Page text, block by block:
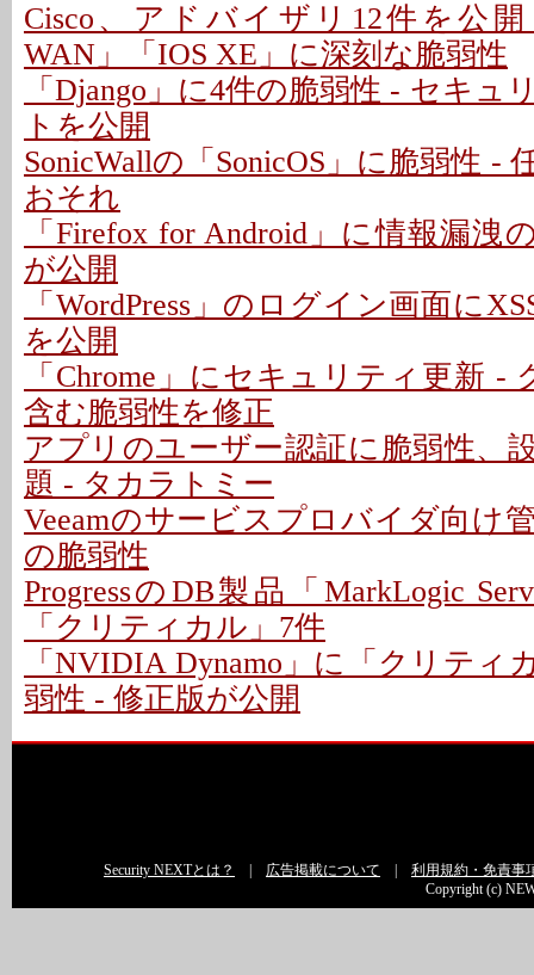
Cisco、アドバイザリ12件を公開
WAN」「IOS XE」に深刻な脆弱性
「Django」に4件の脆弱性 - セキュ
トを公開
SonicWallの「SonicOS」に脆弱性 -
おそれ
「Firefox for Android」に情報漏洩
が公開
「WordPress」のログイン画面に
を公開
「Chrome」にセキュリティ更新 -
含む脆弱性を修正
アプリのユーザー認証に脆弱性、
題 - タカラトミー
Veeamのサービスプロバイダ向け
の脆弱性
ProgressのDB製品「MarkLogic
「クリティカル」7件
「NVIDIA Dynamo」に「クリティ
弱性 - 修正版が公開
Security NEXTとは？ 広告掲載について
利用規約・免責事
Copyright (c)